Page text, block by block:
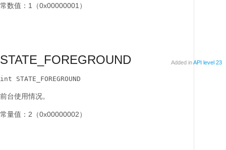
常数值：1（0x00000001）
STATE_FOREGROUND Added inAPI level 23
int STATE_FOREGROUND
前台使用情况。
常量值：2（0x00000002）